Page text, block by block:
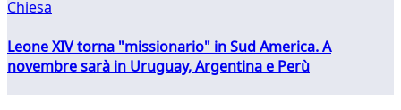
Chiesa
Leone XIV torna "missionario" in Sud America. A
novembre sarà in Uruguay, Argentina e Perù